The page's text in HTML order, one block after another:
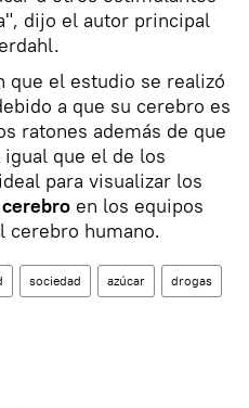
dijo el autor principal
que el estudio se realizó
a que su cerebro es
ratones además de que
que el de los
para visualizar los
en los equipos
cerebro humano.
sociedad azúcar drogas